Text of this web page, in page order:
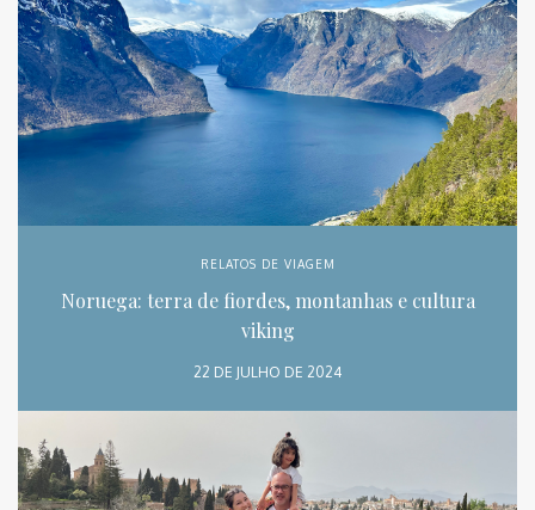
RELATOS DE VIAGEM
Noruega: terra de fiordes, montanhas e cultura
viking
22 DE JULHO DE 2024